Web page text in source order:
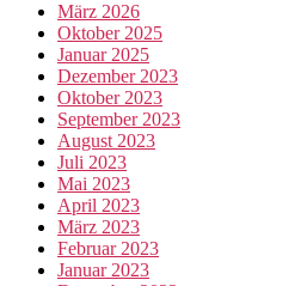
März 2026
Oktober 2025
Januar 2025
Dezember 2023
Oktober 2023
September 2023
August 2023
Juli 2023
Mai 2023
April 2023
März 2023
Februar 2023
Januar 2023